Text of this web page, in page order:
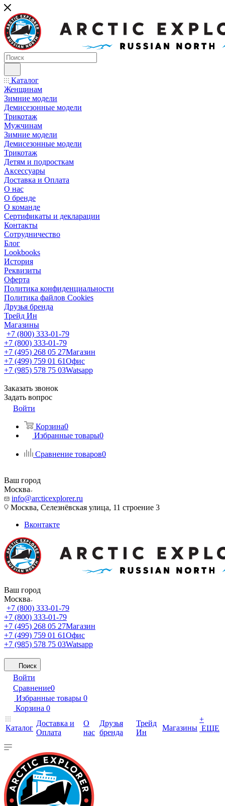
Каталог
Женщинам
Зимние модели
Демисезонные модели
Трикотаж
Мужчинам
Зимние модели
Демисезонные модели
Трикотаж
Детям и подросткам
Аксессуары
Доставка и Оплата
О нас
О бренде
О команде
Сертификаты и декларации
Контакты
Сотрудничество
Блог
Lookbooks
История
Реквизиты
Оферта
Политика конфиденциальности
Политика файлов Cookies
Друзья бренда
Трейд Ин
Магазины
+7 (800) 333-01-79
+7 (800) 333-01-79
+7 (495) 268 05 27Магазин
+7 (499) 759 01 61Офис
+7 (985) 578 75 03Watsapp
Заказать звонок
Задать вопрос
Войти
Корзина0
Избранные товары0
Сравнение товаров0
Ваш город
Москва
info@arcticexplorer.ru
Москва, Селезнёвская улица, 11 строение 3
Вконтакте
Ваш город
Москва
+7 (800) 333-01-79
+7 (800) 333-01-79
+7 (495) 268 05 27Магазин
+7 (499) 759 01 61Офис
+7 (985) 578 75 03Watsapp
Поиск
Войти
Сравнение0
Избранные товары 0
Корзина 0
Каталог
Доставка и
Оплата
О
нас
Друзья
бренда
Трейд
Ин
Магазины
+
ЕЩЕ